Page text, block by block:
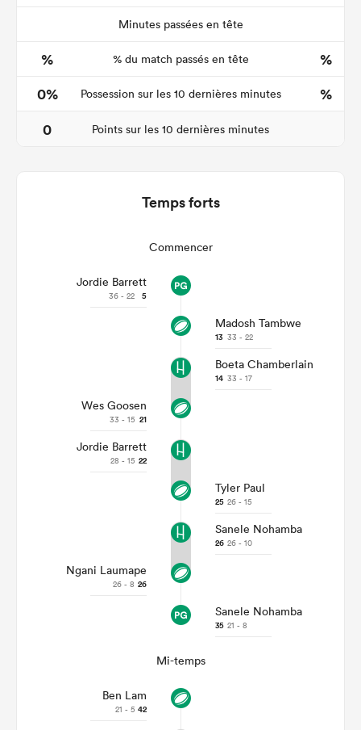
Minutes passées en tête
% % du match passés en tête
%
0%
Possession sur les 10 dernières minutes
%
0
Points sur les 10 dernières minutes
Temps forts
Commencer
Jordie Barrett
36 - 22 5
Madosh Tambwe
13 33 - 22
Boeta Chamberlain
14 33 - 17
Wes Goosen
33 - 15 21
Jordie Barrett
28 - 15 22
Tyler Paul
25 26 - 15
Sanele Nohamba
26 26 - 10
Ngani Laumape
26 - 8 26
Sanele Nohamba
35 21 - 8
Mi-temps
Ben Lam
21 - 5 42